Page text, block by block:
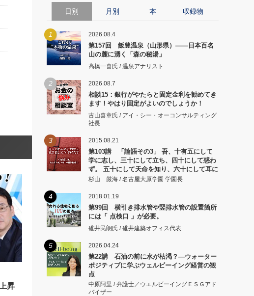
昇
日別 月別 本 収録物
1 2026.08.4
第157回 飯豊温泉（山形県）――日本百名
山の麓に湧く「森の秘湯」
高橋一喜氏 / 温泉アナリスト
2 2026.08.7
相談15：銀行がやたらと固定金利を勧めてき
ます！やはり固定がよいのでしょうか！
古山喜章氏 / アイ・シー・オーコンサルティング
社長
3 2015.08.21
第103講 「論語その3」 吾、十有五にして
学に志し、三十にして立ち、四十にして惑わ
ず。 五十にして天命を知り、六十にして耳に
従い、 七十にして心の欲するところに従いて
杉山 厳海 / 名古屋大原学園 学園長
4 2018.01.19
第99回 横引き排水管や竪排水管の設置箇所
には「 点検口 」が必要。
碓井民朗氏 / 碓井建築オフィス代表
5 2026.04.24
第22講 石油の前に水が枯渇？―ウォーター
ポジティブに学ぶウェルビーイング経営の観
点
中原阿里 / 弁護士／ウエルビーイングＥＳＧアド
バイザー